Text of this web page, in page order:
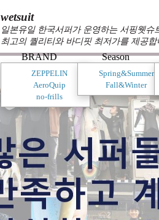
wetsuit
일본유일 한국서퍼가 운영하는 서핑웻
최고의 퀄리티와 바디핏 최저가를 제공합
BRAND
ZEPPELIN
AeroQuip
no-frills
Season
Spring&Summer
Fall&Winter